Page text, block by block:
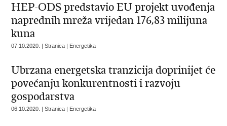
HEP-ODS predstavio EU projekt uvođenja
naprednih mreža vrijedan 176,83 milijuna
kuna
07.10.2020. | Stranica | Energetika
Ubrzana energetska tranzicija doprinijet će
povećanju konkurentnosti i razvoju
gospodarstva
06.10.2020. | Stranica | Energetika